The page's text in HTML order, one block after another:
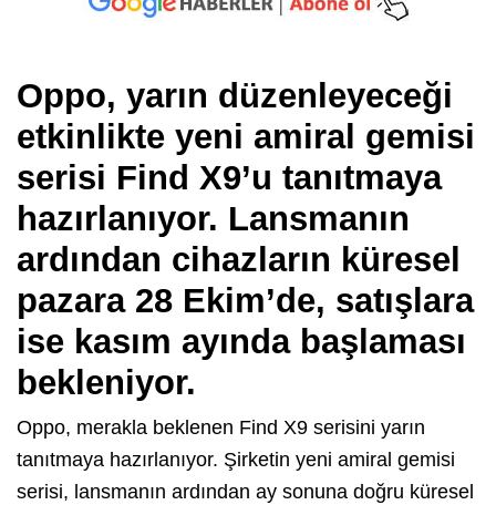
Oppo, yarın düzenleyeceği
etkinlikte yeni amiral gemisi
serisi Find X9’u tanıtmaya
hazırlanıyor. Lansmanın
ardından cihazların küresel
pazara 28 Ekim’de, satışlara
ise kasım ayında başlaması
bekleniyor.
Oppo, merakla beklenen Find X9 serisini yarın
tanıtmaya hazırlanıyor. Şirketin yeni amiral gemisi
serisi, lansmanın ardından ay sonuna doğru küresel